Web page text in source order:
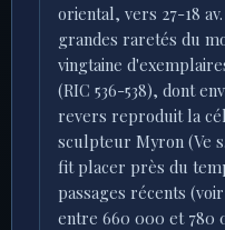
oriental, vers 27-18
grandes raretés du
vingtaine
(RIC 536-538), dont
revers reproduit la
sculpteur Myron (Ve
fit placer près du
passages récents
entre 660 000 et 780